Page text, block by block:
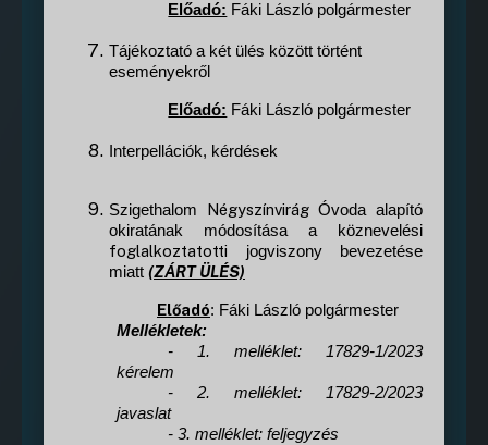
Előadó: Fáki László polgármester
Tájékoztató a két ülés között történt
eseményekről
Előadó: Fáki László polgármester
Interpellációk, kérdések
Szigethalom NégyszínvirágÓvoda alapító
okiratának módosítása a köznevelési
foglalkoztatotti jogviszony bevezetése
miatt (ZÁRT ÜLÉS)
Előadó: Fáki László polgármester
Mellékletek:
- 1. melléklet: 17829-1/2023
kérelem
- 2. melléklet: 17829-2/2023
javaslat
- 3. melléklet: feljegyzés